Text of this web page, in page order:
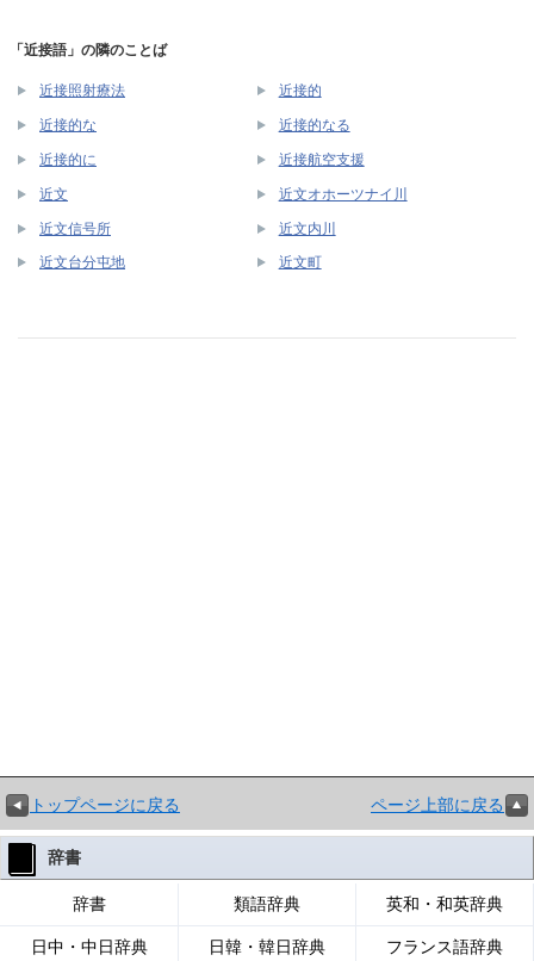
「近接語」の隣のことば
近接照射療法 近接的
近接的な 近接的なる
近接的に 近接航空支援
近文 近文オホーツナイ川
近文信号所 近文内川
近文台分屯地 近文町
トップページに戻る ページ上部に戻る
辞書
辞書 類語辞典 英和・和英辞典
日中・中日辞典 日韓・韓日辞典 フランス語辞典